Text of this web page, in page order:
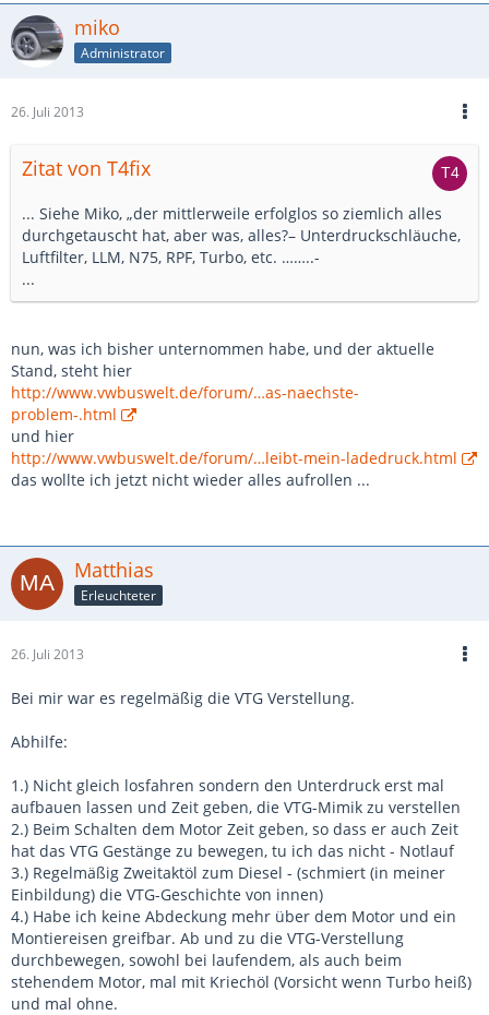
miko
Administrator
26. Juli 2013
Zitat von T4fix
... Siehe Miko, „der mittlerweile erfolglos so ziemlich alles
durchgetauscht hat, aber was, alles?– Unterdruckschläuche,
Luftfilter, LLM, N75, RPF, Turbo, etc. ……..-
...
nun, was ich bisher unternommen habe, und der aktuelle
Stand, steht hier
http://www.vwbuswelt.de/forum/…as-naechste-
problem-.html
und hier
http://www.vwbuswelt.de/forum/…leibt-mein-ladedruck.html
das wollte ich jetzt nicht wieder alles aufrollen ...
Matthias
Erleuchteter
26. Juli 2013
Bei mir war es regelmäßig die VTG Verstellung.
Abhilfe:
1.) Nicht gleich losfahren sondern den Unterdruck erst mal
aufbauen lassen und Zeit geben, die VTG-Mimik zu verstellen
2.) Beim Schalten dem Motor Zeit geben, so dass er auch Zeit
hat das VTG Gestänge zu bewegen, tu ich das nicht - Notlauf
3.) Regelmäßig Zweitaktöl zum Diesel - (schmiert (in meiner
Einbildung) die VTG-Geschichte von innen)
4.) Habe ich keine Abdeckung mehr über dem Motor und ein
Montiereisen greifbar. Ab und zu die VTG-Verstellung
durchbewegen, sowohl bei laufendem, als auch beim
stehendem Motor, mal mit Kriechöl (Vorsicht wenn Turbo heiß)
und mal ohne.